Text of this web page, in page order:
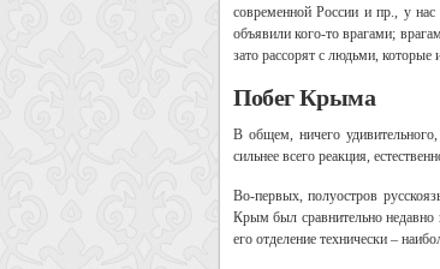
современной России и пр., у
объявили кого-то врагами;
зато рассорят с людьми, которые
Побег Крыма
В общем, ничего
сильнее всего реакция,
Во-первых, полуостров
Крым был сравнительно недавно
его отделение технически –